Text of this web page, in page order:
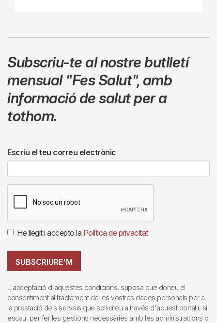
Subscriu-te al nostre butlletí
mensual "Fes Salut",amb
informació de salut per a
tothom.
Escriu el teu correu electrònic
He llegit i accepto la Política de privacitat
SUBSCRIURE'M
L'acceptació d'aquestes condicions, suposa que doneu el
consentiment al tractament de les vostres dades personals per a
la prestació dels serveis que sol·liciteu a través d'aquest portal i, si
escau, per fer les gestions necessàries amb les administracions o